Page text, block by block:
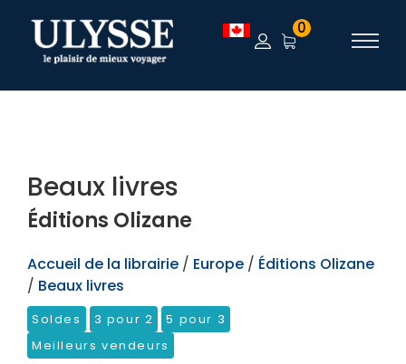
TEST 0
Beaux livres
Éditions Olizane
Accueil de la librairie / Europe / Éditions Olizane
/ Beaux livres
Soldes 3 pour 2
5 pour 3
Meilleurs vendeurs